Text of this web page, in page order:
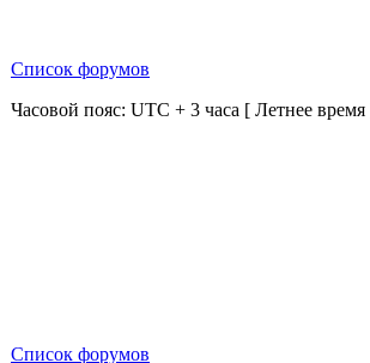
Список форумов
Часовой пояс: UTC + 3 часа [ Летнее время
Список форумов